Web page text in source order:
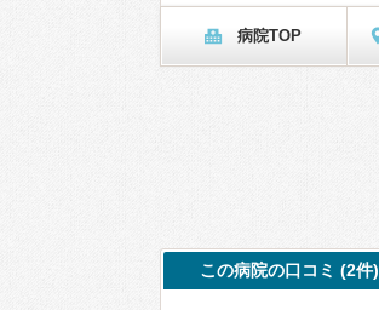
病院TOP
この病院の口コミ (2件)